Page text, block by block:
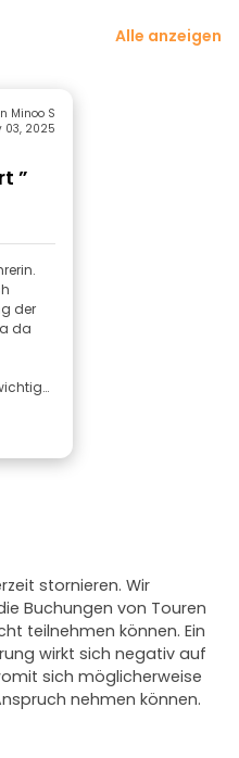
Alle anzeigen
Minoo S
03, 2025
”
der
da
stornieren. Wir
Buchungen von Touren
teilnehmen können. Ein
wirkt sich negativ auf
sich möglicherweise
nehmen können.